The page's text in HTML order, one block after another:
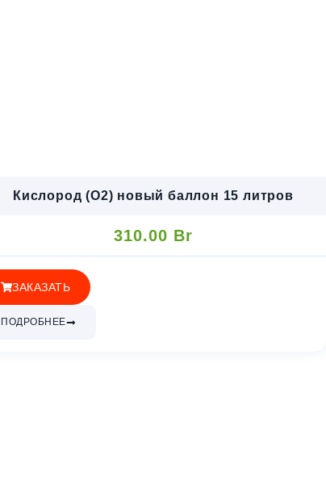
Кислород (O2) новый баллон 15 литров
310.00 Br
ЗАКАЗАТЬ
ПОДРОБНЕЕ